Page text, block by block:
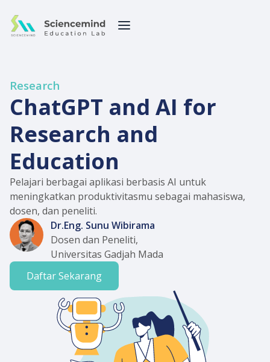
Research
ChatGPT and AI for
Research and
Education
Pelajari berbagai aplikasi berbasis AI untuk
meningkatkan produktivitasmu sebagai mahasiswa,
dosen, dan peneliti.
Dr.Eng. Sunu Wibirama
Dosen dan Peneliti,
Universitas Gadjah Mada
Daftar Sekarang